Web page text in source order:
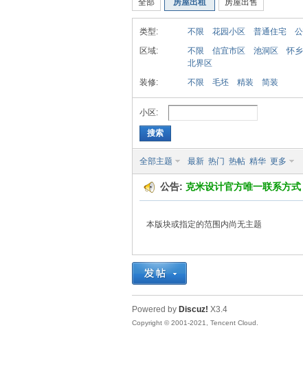
全部 房屋出租 房屋出售
类型: 不限 花园小区 普通住宅
区域:
不限 信宜市区 池洞区 怀
北界区
装修:
不限 毛坯 精装 简装
小区:
搜索
全部主题 最新 热门 热帖 精华 更多
公告: 克米设计官方唯一联系方式
本版块或指定的范围内尚无主题
Powered by Discuz! X3.4
Copyright © 2001-2021, Tencent Cloud.